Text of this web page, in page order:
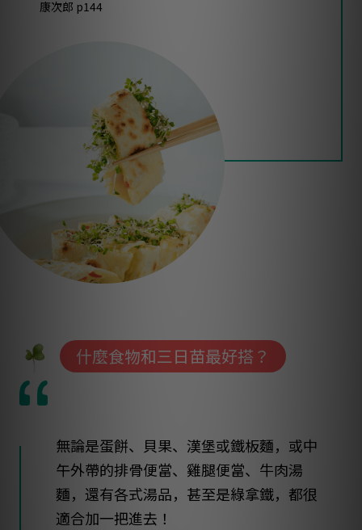
康次郎 p144
什麼食物和三日苗最好搭？
無論是蛋餅、貝果、漢堡或鐵板麵，或中
午外帶的排骨便當、雞腿便當、牛肉湯
麵，還有各式湯品，甚至是綠拿鐵，都很
適合加一把進去！